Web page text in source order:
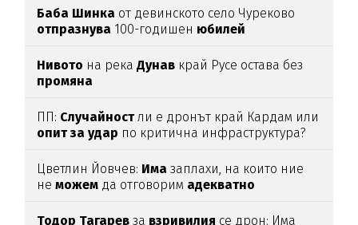
Баба Шинка от девинското село Чуреково
отпразнува 100-годишен юбилей
Нивото на рекаДунав край Русе остава без
промяна
ПП: Случайностли е дронът край Кардам или
опит за удар по критична инфраструктура?
Цветлин Йовчев: Има заплахи, на които ние
неможем да отговорим адекватно
Тодор Тагарев за взривилия се дрон: Има